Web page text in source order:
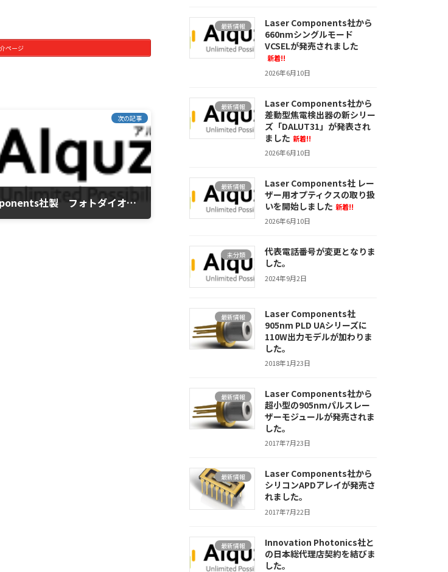
ページ
次の記事
Laser Components社製 フォトダイオードセンサー モデル MAJOR 販売終了のお知らせ
最新情報
Laser Components社から
660nmシングルモード
VCSELが発売されました
新着!!
2026年6月10日
最新情報
Laser Components社から
差動型焦電検出器の新シリー
ズ「DALUT31」が発表され
ました 新着!!
2026年6月10日
最新情報
Laser Components社 レー
ザー用オプティクスの取り扱
いを開始しました 新着!!
2026年6月10日
未分類
代表電話番号が変更となりま
した。
2024年9月2日
最新情報
Laser Components社
905nm PLD UAシリーズに
110W出力モデルが加わりま
した。
2018年1月23日
最新情報
Laser Components社から
超小型の905nmパルスレー
ザーモジュールが発売されま
した。
2017年7月23日
最新情報
Laser Components社から
シリコンAPDアレイが発売さ
れました。
2017年7月22日
最新情報
Innovation Photonics社と
の日本総代理店契約を結びま
した。